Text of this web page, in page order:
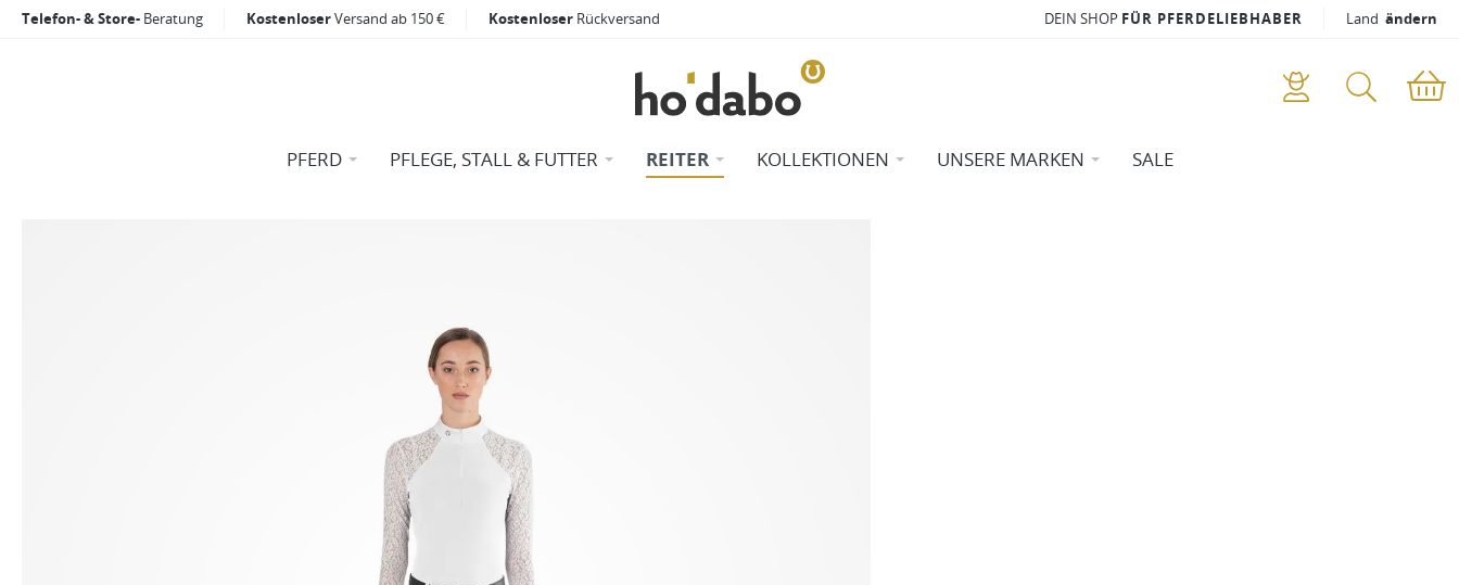
Telefon- & Store- Beratung KostenloserVersand ab 150 € Kostenloser Rückversand DEIN SHOP FÜR PFERDELIEBHABER Land ändern
PFERD PFLEGE, STALL & FUTTER REITER KOLLEKTIONEN UNSERE MARKEN SALE